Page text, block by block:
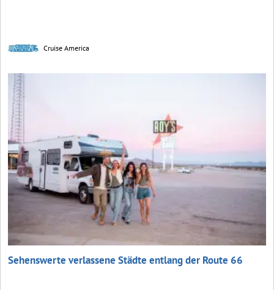
Cruise America
Sehenswerte verlassene Städte entlang der Route 66